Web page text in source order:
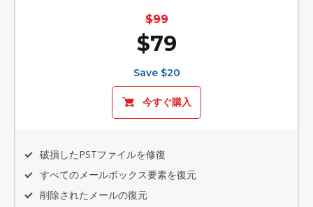
$99
$79
Save $20
今すぐ購入
破損したPSTファイルを修復
すべてのメールボックス要素を復元
削除されたメールの復元